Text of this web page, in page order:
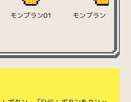
モンブラン01 モンブラン（紫芋